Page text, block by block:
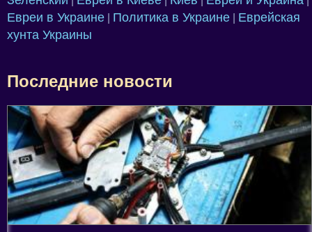
Евреи в Украине Политика в Украине
Еврейская
хунта Украины
Последние новости